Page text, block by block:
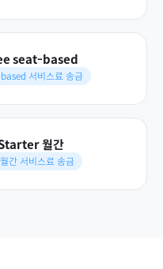
seat-based
서비스료 송금
월간
간 서비스료 송금